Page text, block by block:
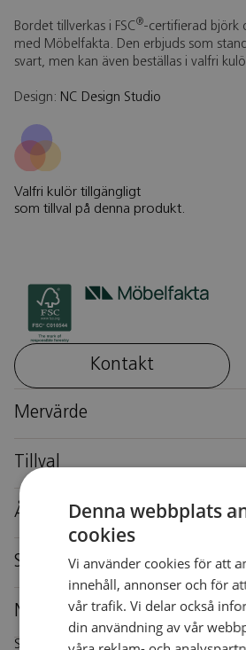
Bordet tillverkas i FSC®-certifierad björk
med Möbelfakta. Den erbjuds som
svart, men kan även beställas i valfri
Design: NC Design Studio
Valfri kulör tillgängligt
som tillval på denna produkt.
Kontakt
Mervärde
Tillval
Återbruk
Specifikationer
Nedladdningar
Skötselråd för denna möbel
Denna webbplats
cookies
Vi använder cookies för att
innehåll, annonser och för
vår trafik. Vi delar också
din användning av vår